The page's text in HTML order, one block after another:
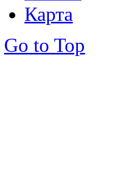
Карта
Go to Top